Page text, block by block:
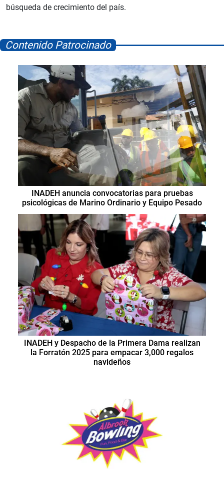
búsqueda de crecimiento del país.
Contenido Patrocinado
INADEH anuncia convocatorias para pruebas
psicológicas de Marino Ordinario y Equipo Pesado
INADEH y Despacho de la Primera Dama realizan
la Forratón 2025 para empacar 3,000 regalos
navideños